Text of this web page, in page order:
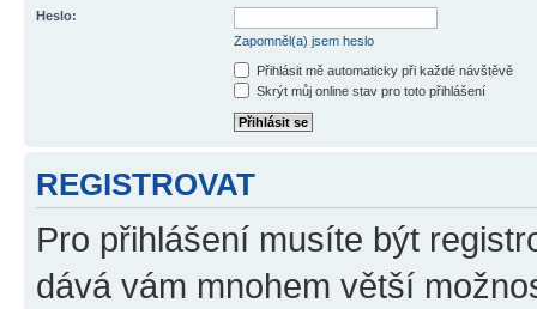
Heslo:
Zapomněl(a) jsem heslo
Přihlásit mě automaticky při každé návštěvě
Skrýt můj online stav pro toto přihlášení
REGISTROVAT
Pro přihlášení musíte být
dává vám mnohem větší